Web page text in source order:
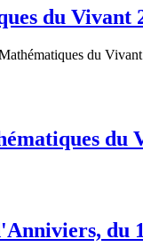
du Vivant
du Vivant
du
du